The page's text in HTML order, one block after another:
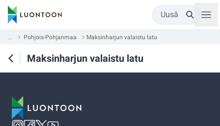
Uusâ
... Pohjois-Pohjanmaa Maksinharjun valaistu latu
Maksinharjun valaistu latu